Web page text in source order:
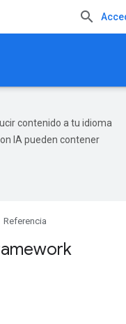
contenido a tu idioma
IA pueden contener
Referencia